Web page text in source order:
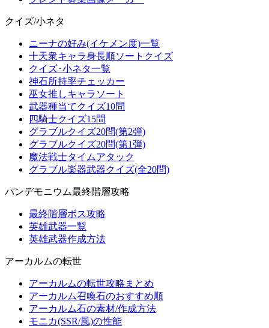
クイズ/小ネタ
ニーナの好み(イケメン度)一覧
十天衆キャラ身長順ソートクイズ
クイズ･小ネタ一覧
神石所持率チェッカー
巫女推しキャラソート
武器種当てクイズ10問
四騎士クイズ15問
グラブルクイズ20問(第2弾)
グラブルクイズ20問(第1弾)
魔法戦士タイムアタック
グラブル楽器武器クイズ(全20問)
パンデモニウム最終階層攻略
最終階層ボス攻略
英雄武器一覧
英雄武器作成方法
アーカルムの転世
アーカルムの転世攻略まとめ
アーカルム召喚石のおすすめ順
アーカルム石の素材/作成方法
モニカ(SSR/風)の性能